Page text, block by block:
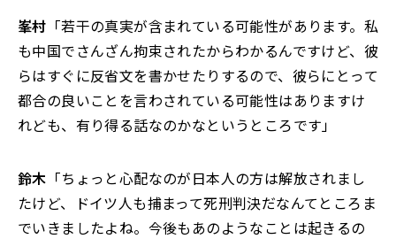
峯村 「若干の真実が含まれている可能性があります。私
も中国でさんざん拘束されたからわかるんですけど、彼
らはすぐに反省文を書かせたりするので、彼らにとって
都合の良いことを言わされている可能性はありますけ
れども、有り得る話なのかなというところです」
鈴木 「ちょっと心配なのが日本人の方は解放されまし
たけど、ドイツ人も捕まって死刑判決だなんてところま
でいきましたよね。今後もあのようなことは起きるの